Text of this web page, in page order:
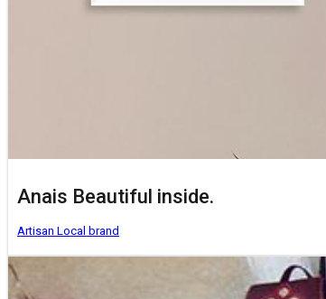
Anais Beautiful inside.
Artisan Local brand